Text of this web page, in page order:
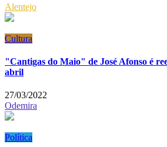
Alentejo
Cultura
"Cantigas do Maio" de José Afonso é
abril
27/03/2022
Odemira
Política